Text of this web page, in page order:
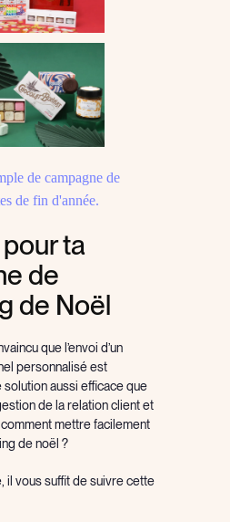
de campagne de
de fin d'année.
ta
de
de Noël
que l’envoi d’un
personnalisé est
solution aussi efficace que
de la relation client et
mettre facilement
de noël ?
il vous suffit de suivre cette